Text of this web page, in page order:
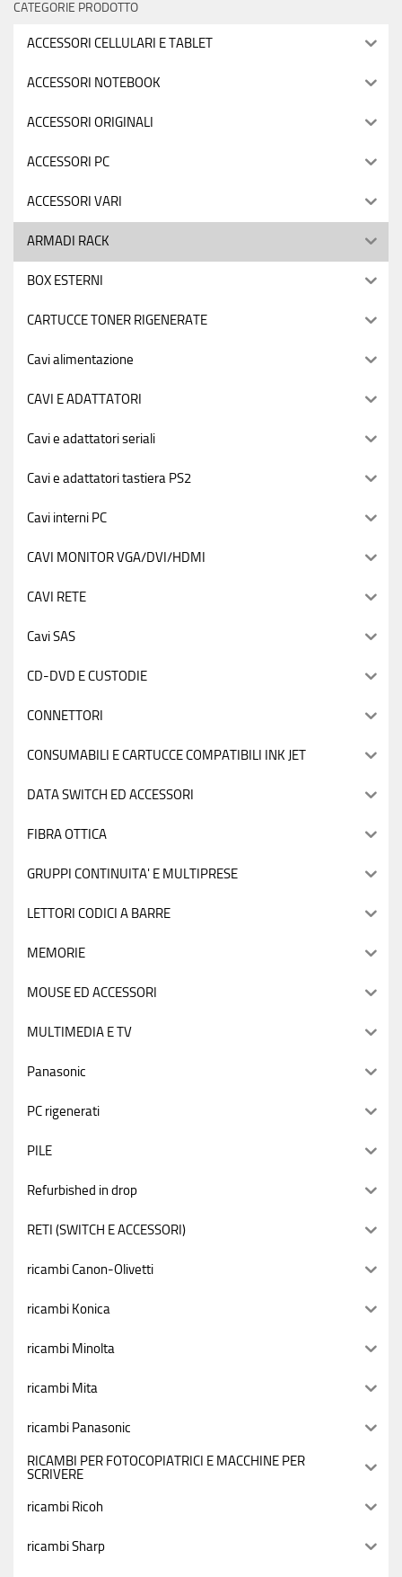
CATEGORIE PRODOTTO
ACCESSORI CELLULARI E TABLET
ACCESSORI NOTEBOOK
ACCESSORI ORIGINALI
ACCESSORI PC
ACCESSORI VARI
ARMADI RACK
BOX ESTERNI
CARTUCCE TONER RIGENERATE
Cavi alimentazione
CAVI E ADATTATORI
Cavi e adattatori seriali
Cavi e adattatori tastiera PS2
Cavi interni PC
CAVI MONITOR VGA/DVI/HDMI
CAVI RETE
Cavi SAS
CD-DVD E CUSTODIE
CONNETTORI
CONSUMABILI E CARTUCCE COMPATIBILI INK JET
DATA SWITCH ED ACCESSORI
FIBRA OTTICA
GRUPPI CONTINUITA' E MULTIPRESE
LETTORI CODICI A BARRE
MEMORIE
MOUSE ED ACCESSORI
MULTIMEDIA E TV
Panasonic
PC rigenerati
PILE
Refurbished in drop
RETI (SWITCH E ACCESSORI)
ricambi Canon-Olivetti
ricambi Konica
ricambi Minolta
ricambi Mita
ricambi Panasonic
RICAMBI PER FOTOCOPIATRICI E MACCHINE PER
SCRIVERE
ricambi Ricoh
ricambi Sharp